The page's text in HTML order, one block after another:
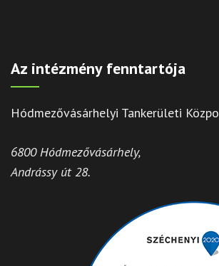
Az intézmény fenntartója
Hódmezővásárhelyi Tankerületi
6800 Hódmezővásárhely,
Andrássy út 28.